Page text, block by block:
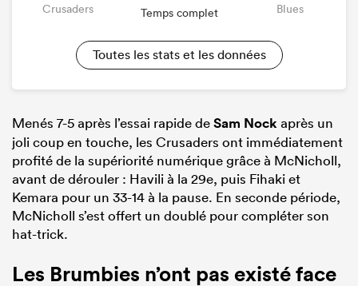
Crusaders Temps complet Blues
Toutes les stats et les données
Menés 7-5 après l’essai rapide deSam Nockaprès un
joli coup en touche, les Crusaders ont immédiatement
profité de la supériorité numérique grâce à McNicholl,
avant de dérouler : Havili à la 29e, puis Fihaki et
Kemara pour un 33-14 à la pause. En seconde période,
McNicholl s’est offert un doublé pour compléter son
hat-trick.
Les Brumbies n’ont pas existé face